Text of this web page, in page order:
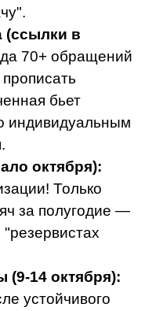
(ссылки в
70+ обращений
бьет
индивидуальным
октября):
Только
за полугодие —
(9-14 октября):
устойчивого